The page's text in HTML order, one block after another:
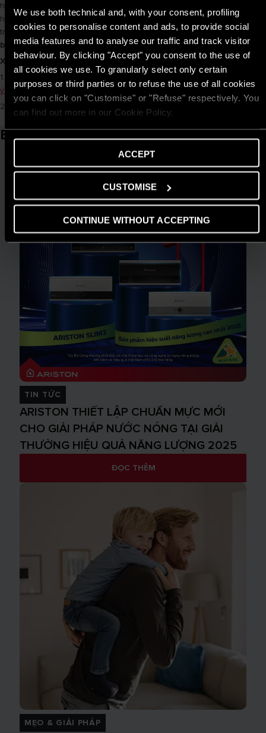
We use both technical and, with your consent, profiling
cookies to personalise content and ads, to provide social
media features and to analyse our traffic and track visitor
behaviour. By clicking "Accept" you consent to the use of
all cookies we use. To granularly select only certain
purposes or third parties or to refuse the use of all cookies
you can click on "Customise" or "Refuse" respectively. You
can find out more in our Cookie Policy.
ACCEPT
CUSTOMISE
CONTINUE WITHOUT ACCEPTING
hành một cách cẩn thận. Nếu bạn không tự tin về khả năng thực hiện
hoặc không có kiến thức kỹ thuật cần thiết, hãy xem xét việc tìm sự hỗ
trợ từkỹ thuật chuyên nghiệp. Điều này đảm bảo rằng quá trìnhxả e
bình nóng lạnhđược thực hiện một cách an toàn và hiệu quả.
Xem thêm các bài viết khác:
1.
Bình nóng lạnh Ariston bảo hành bao lâu và những điều bạn cần lưu
ý khi bảo hành
2.
Trường hợp cần biết khi thuê thợ sửa bình nóng lạnh
Bài viết liên quan
TIN TỨC
ARISTON THIẾT LẬP CHUẨN MỰC MỚI
CHO GIẢI PHÁP NƯỚC NÓNG TẠI GIẢI
THƯỞNG HIỆU QUẢ NĂNG LƯỢNG 2025
ĐỌC THÊM
MẸO & GIẢI PHÁP